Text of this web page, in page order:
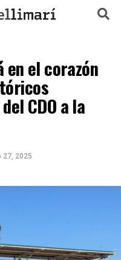
en el corazón
CDO a la
27, 2025